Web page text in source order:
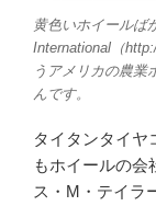
黄色いホイールば
International（
うアメリカの農業
んです。
タイタンタイヤ
もホイールの会
ス・M・テイラ